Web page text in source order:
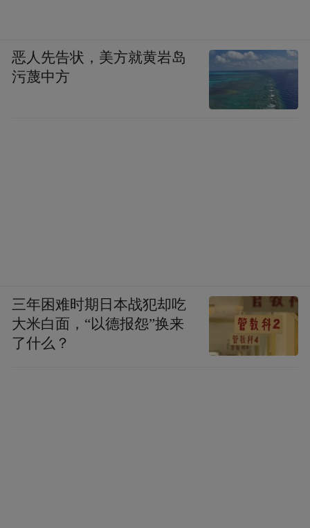
恶人先告状，美方就黄岩岛
污蔑中方
三年困难时期日本战犯却吃
大米白面，“以德报怨”换来
了什么？